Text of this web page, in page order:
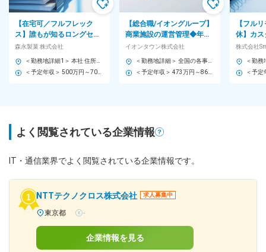
【在宅可／フルフレック
ス】誰もが知るロングセラ
ーブランドを動かす。市場
をつくる提案営業◆ハイチ
ュウ等
森永製菓 株式会社
【総合職/イオングループ】
商業施設の運営管理◆年休
125日／賞与4か月分／家賃
75％会社負担！
イオンタウン株式会社
【フル
休】カ
チャッ
務
株式会社
よく閲覧されている企業情報
IT・通信業界でよく閲覧されている企業情報です。
NTTテクノクロス株式会社 求人募集中
東京都 -
企業情報を見る